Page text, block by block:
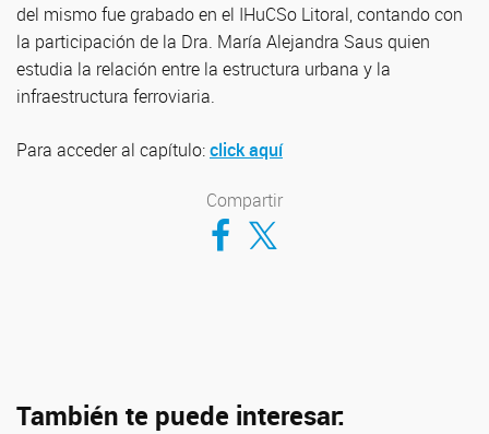
del mismo fue grabado en el IHuCSo Litoral, contando con
la participación de la Dra. María Alejandra Saus quien
estudia la relación entre la estructura urbana y la
infraestructura ferroviaria.
Para acceder al capítulo:click aquí
Compartir
Compartir en Facebook
Compartir en Twitter
También te puede interesar: